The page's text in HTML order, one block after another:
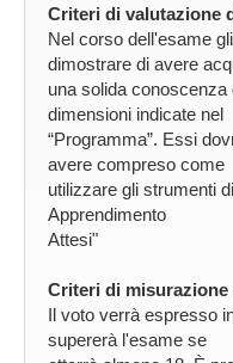
Criteri di valutazione
Nel corso dell'esame
dimostrare di avere
una solida conoscenza
dimensioni indicate nel
“Programma”. Essi
avere compreso come
utilizzare gli strumenti
Apprendimento
Attesi"
Criteri di
Il voto verrà espresso
supererà l'esame se